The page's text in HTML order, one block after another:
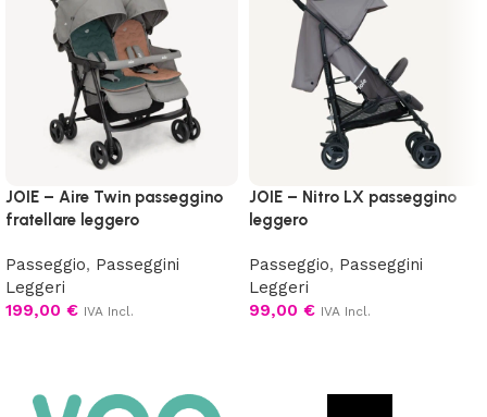
JOIE – Aire Twin passeggino
fratellare leggero
Passeggio, Passeggini
Leggeri
199,00 € IVA Incl.
JOIE – Nitro LX passeggino
leggero
Passeggio, Passeggini
Leggeri
99,00 € IVA Incl.